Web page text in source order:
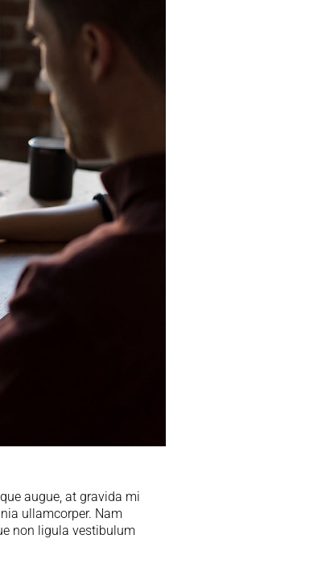
augue, at gravida mi
ullamcorper. Nam
non ligula vestibulum